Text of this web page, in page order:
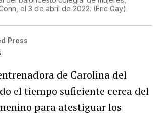
el 3 de abril de 2022. (Eric Gay)
Press
de Carolina del
el tiempo suficiente cerca del
para atestiguar los